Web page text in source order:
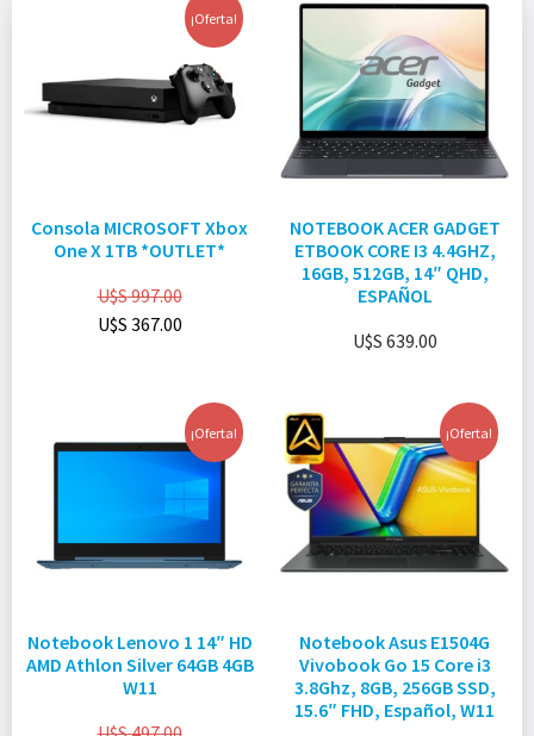
¡Oferta!
Consola MICROSOFT Xbox
One X 1TB *OUTLET*
U$S997.00
U$S 367.00
NOTEBOOK ACER GADGET
ETBOOK CORE I3 4.4GHZ,
16GB, 512GB, 14″ QHD,
ESPAÑOL
U$S 639.00
¡Oferta!
Notebook Lenovo 1 14″ HD
AMD Athlon Silver 64GB 4GB
W11
¡Oferta!
Notebook Asus E1504G
Vivobook Go 15 Core i3
3.8Ghz, 8GB, 256GB SSD,
15.6″ FHD, Español, W11